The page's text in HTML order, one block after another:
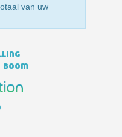
€5 korting
van uw